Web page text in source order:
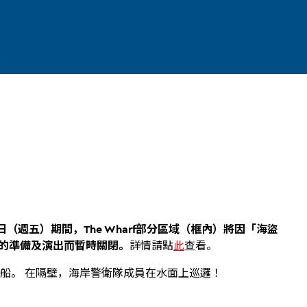
週五）期間，The Wharf部分區域（框內）將因「海盜
備及演出而暫時關閉。 詳情請點此查看。
。 在隔壁，海岸警衛隊成員在水面上巡邏！